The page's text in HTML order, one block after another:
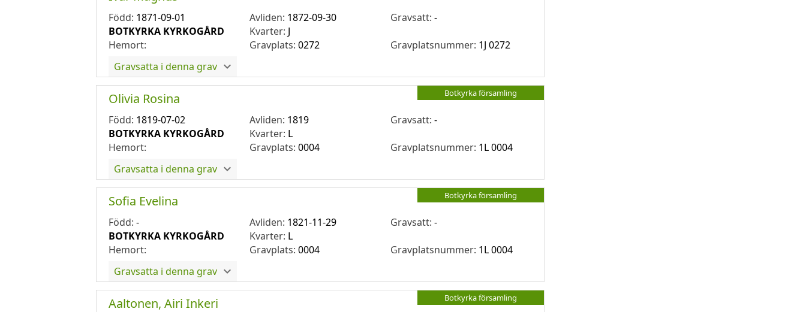
Född: 1871-09-01 Avliden: 1872-09-30 Gravsatt:-
BOTKYRKA KYRKOGÅRD
Kvarter: J
Hemort:
Gravplats:0272 Gravplatsnummer: 1J 0272
Gravsatta i denna grav
Botkyrka församling
Olivia Rosina
Född: 1819-07-02 Avliden: 1819 Gravsatt:-
BOTKYRKA KYRKOGÅRD
Kvarter: L
Hemort:
Gravplats:0004 Gravplatsnummer: 1L 0004
Gravsatta i denna grav
Botkyrka församling
Sofia Evelina
Född: - Avliden: 1821-11-29 Gravsatt:-
BOTKYRKA KYRKOGÅRD
Kvarter: L
Hemort:
Gravplats:0004 Gravplatsnummer: 1L 0004
Gravsatta i denna grav
Botkyrka församling
Aaltonen, Airi Inkeri